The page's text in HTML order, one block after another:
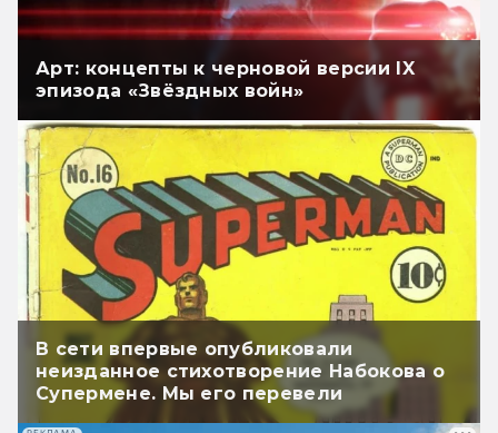
Арт: концепты к черновой версии IX
эпизода «Звёздных войн»
В сети впервые опубликовали
неизданное стихотворение Набокова о
Супермене. Мы его перевели